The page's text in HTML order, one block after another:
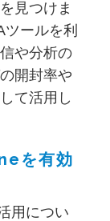
見つけま
ールを利
や分析の
開封率や
て活用し
を有効
用につい